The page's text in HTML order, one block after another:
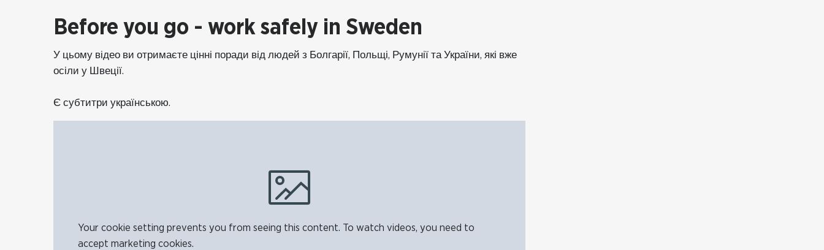
Before you go - work safely in Sweden
У цьому відео ви отримаєте цінні поради від людей з Болгарії, Польщі, Румунії та України, які вже
осіли у Швеції.
Є субтитри українською.
Your cookie setting prevents you from seeing this content. To watch videos, you need to
accept marketing cookies.